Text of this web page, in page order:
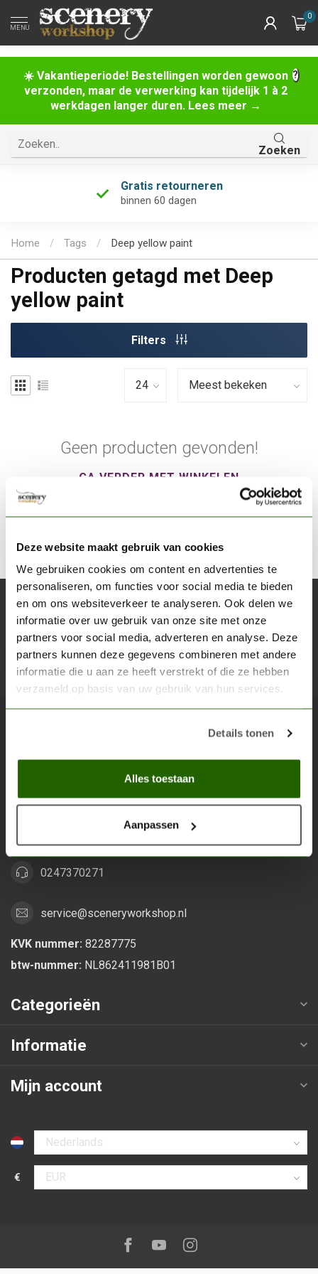
Deze website maakt gebruik van cookies
We gebruiken cookies om content en advertenties te
personaliseren, om functies voor social media te bieden
en om ons websiteverkeer te analyseren. Ook delen we
informatie over uw gebruik van onze site met onze
partners voor social media, adverteren en analyse. Deze
partners kunnen deze gegevens combineren met andere
informatie die u aan ze heeft verstrekt of die ze hebben
verzameld op basis van uw gebruik van hun services.
Details tonen
Alles toestaan
Aanpassen
☀️ Vakantieperiode! Bestellingen worden gewoon
verzonden, maar de verwerking kan tijdelijk 1 à 2
werkdagen langer duren. Lees meer →
MENU
0
Zoeken
Gratis retourneren
binnen 60 dagen
Home / Tags / Deep yellow paint
Producten getagd met Deep
yellow paint
Filters
Geen producten gevonden!
GA VERDER MET WINKELEN
Abonneer je op onze nieuwsbrief
Blijf op de hoogte over onze laatste acties
Alles voor je miniature wargaming en scenery
Grootstalselaan 46
0247370271
service@sceneryworkshop.nl
KVK nummer: 82287775
btw-nummer: NL862411981B01
Categorieën
Informatie
Mijn account
Selecteer taal
€
Selecteer valuta
Volg ons op:Facebook
YoutubeInstagram